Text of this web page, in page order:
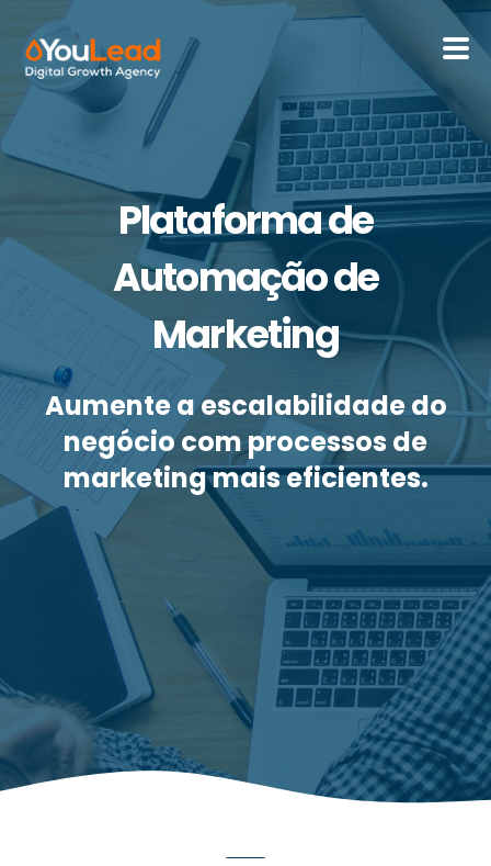
Sobre Nós
Serviços
HubSpot
Recursos
Contactos
Português - Portugal
Plataforma de
Automação de
Marketing
Aumente a escalabilidade do
negócio com processos de
marketing mais eficientes.